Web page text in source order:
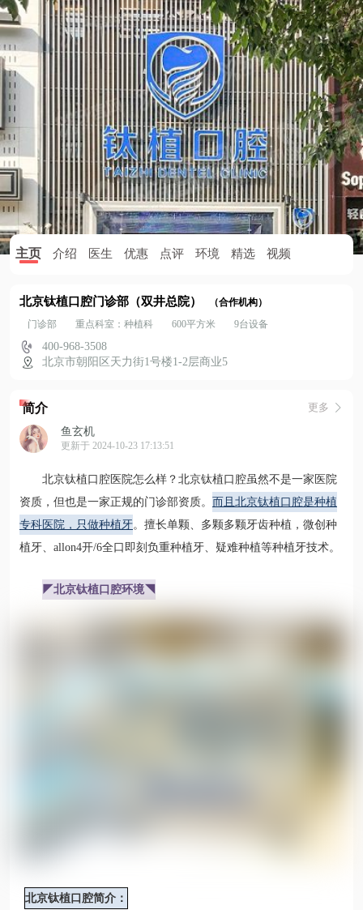
主页 介绍 医生 优惠 点评 环境 精选 视频
北京钛植口腔门诊部（双井总院）
（合作机构）
门诊部
重点科室：种植科 600平方米 9台设备
400-968-3508
北京市朝阳区天力街1号楼1-2层商业5
简介
更多
鱼玄机
更新于 2024-10-23 17:13:51
北京钛植口腔医院怎么样？北京钛植口腔虽然不是一家医院
资质，但也是一家正规的门诊部资质。 而且北京钛植口腔是种植
专科医院，只做种植牙。擅长单颗、多颗多颗牙齿种植，微创种
植牙、allon4开/6全口即刻负重种植牙、疑难种植等种植牙技术。
◤北京钛植口腔环境◥
北京钛植口腔简介：